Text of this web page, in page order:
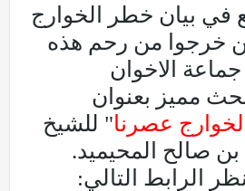
في بيان خطر الخوارج
خرجوا من رحم هذه
جماعة الاخوان
مميز بعنوان
لخوارج عصرنا" للشيخ
بن صالح المحيميد.
الرابط التالي: